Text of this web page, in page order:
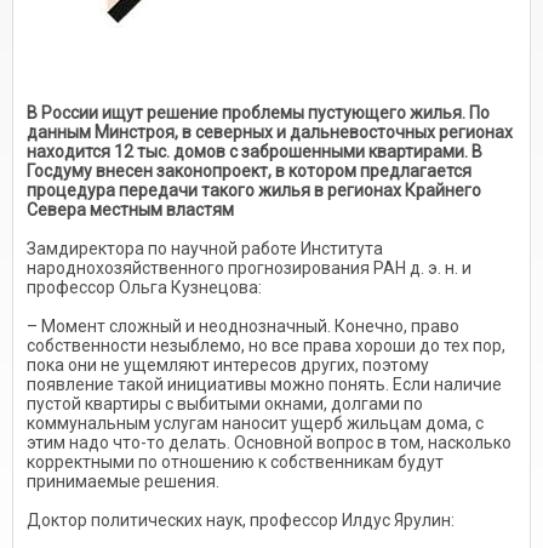
В России ищут решение проблемы пустующего жилья. По
данным Минстроя, в северных и дальневосточных регионах
находится 12 тыс. домов с заброшенными квартирами. В
Госдуму внесен законопроект, в котором предлагается
процедура передачи такого жилья в регионах Крайнего
Севера местным властям
Замдиректора по научной работе Института
народнохозяйственного прогнозирования РАН д. э. н. и
профессор Ольга Кузнецова:
– Момент сложный и неоднозначный. Конечно, право
собственности незыблемо, но все права хороши до тех пор,
пока они не ущемляют интересов других, поэтому
появление такой инициативы можно понять. Если наличие
пустой квартиры с выбитыми окнами, долгами по
коммунальным услугам наносит ущерб жильцам дома, с
этим надо что-то делать. Основной вопрос в том, насколько
корректными по отношению к собственникам будут
принимаемые решения.
Доктор политических наук, профессор Илдус Ярулин: